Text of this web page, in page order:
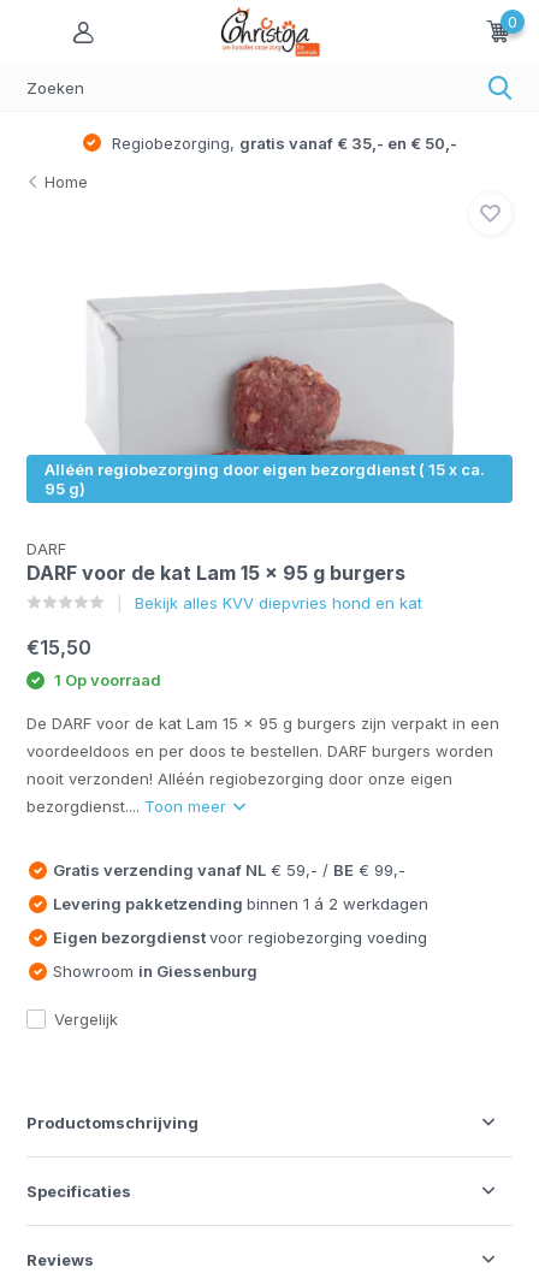
0
Regiobezorging, gratis vanaf € 35,- en € 50,-
Home
Alléén regiobezorging door eigen bezorgdienst ( 15 x ca.
95 g)
DARF
DARF voor de kat Lam 15 x 95 g burgers
Bekijk alles KVV diepvries hond en kat
€15,50
1 Op voorraad
De DARF voor de kat Lam 15 x 95 g burgers zijn verpakt in een
voordeeldoos en per doos te bestellen. DARF burgers worden
nooit verzonden! Alléén regiobezorging door onze eigen
bezorgdienst.... Toon meer
Gratis verzending vanaf NL € 59,- / BE € 99,-
Levering pakketzendingbinnen 1 á 2 werkdagen
Eigen bezorgdienstvoor regiobezorging voeding
Showroom in Giessenburg
Vergelijk
Productomschrijving
Specificaties
Reviews